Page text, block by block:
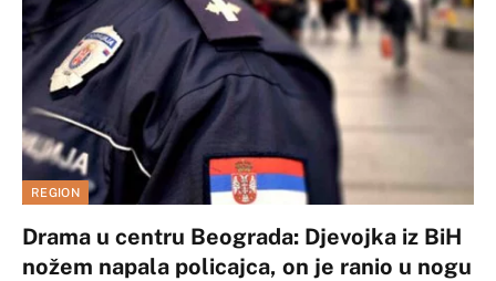
REGION
Drama u centru Beograda: Djevojka iz BiH
nožem napala policajca, on je ranio u nogu